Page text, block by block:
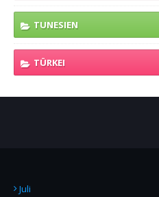
TUNESIEN
TÜRKEI
Juli